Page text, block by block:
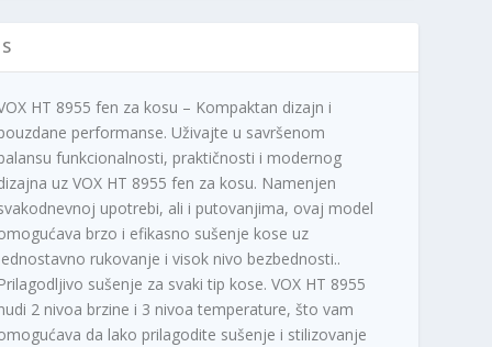
HT 8955 fen za kosu – Kompaktan dizajn i
performanse. Uživajte u savršenom
funkcionalnosti, praktičnosti i modernog
uz VOX HT 8955 fen za kosu. Namenjen
upotrebi, ali i putovanjima, ovaj model
brzo i efikasno sušenje kose uz
rukovanje i visok nivo bezbednosti..
sušenje za svaki tip kose. VOX HT 8955
2 nivoa brzine i 3 nivoa temperature, što vam
da lako prilagodite sušenje i stilizovanje